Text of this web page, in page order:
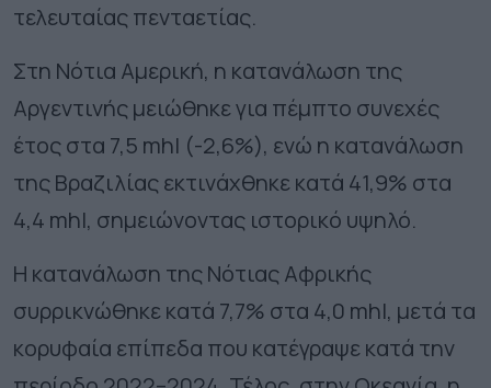
τελευταίας πενταετίας.
Στη Νότια Αμερική, η κατανάλωση της
Αργεντινής μειώθηκε για πέμπτο συνεχές
έτος στα 7,5 mhl (-2,6%), ενώ η κατανάλωση
της Βραζιλίας εκτινάχθηκε κατά 41,9% στα
4,4 mhl, σημειώνοντας ιστορικό υψηλό.
Η κατανάλωση της Νότιας Αφρικής
συρρικνώθηκε κατά 7,7% στα 4,0 mhl, μετά τα
κορυφαία επίπεδα που κατέγραψε κατά την